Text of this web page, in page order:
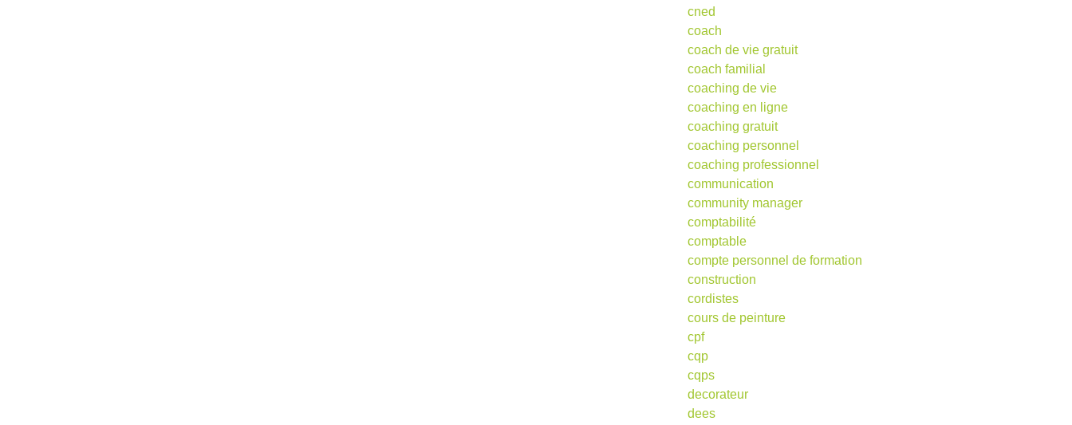
cned
coach
coach de vie gratuit
coach familial
coaching de vie
coaching en ligne
coaching gratuit
coaching personnel
coaching professionnel
communication
community manager
comptabilité
comptable
compte personnel de formation
construction
cordistes
cours de peinture
cpf
cqp
cqps
decorateur
dees